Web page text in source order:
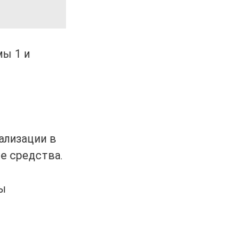
1 и
в
средства.